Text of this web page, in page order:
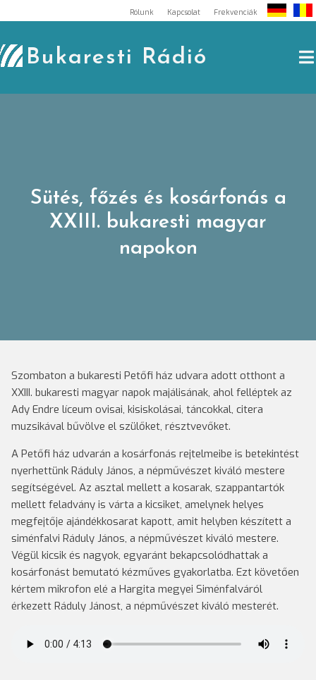
to
content
Rólunk Kapcsolat Frekvenciák
Bukaresti Rádió
Sütés, főzés és kosárfonás a
XXIII. bukaresti magyar
napokon
Szombaton a bukaresti Petőfi ház udvara adott otthont a
XXIII. bukaresti magyar napok majálisának, ahol felléptek az
Ady Endre líceum ovisai, kisiskolásai, táncokkal, citera
muzsikával bűvölve el szülőket, résztvevőket.
A Petőfi ház udvarán a kosárfonás rejtelmeibe is betekintést
nyerhettünk Ráduly János, a népművészet kiváló mestere
segítségével. Az asztal mellett a kosarak, szappantartók
mellett feladvány is várta a kicsiket, amelynek helyes
megfejtője ajándékkosarat kapott, amit helyben készített a
siménfalvi Ráduly János, a népművészet kiváló mestere.
Végül kicsik és nagyok, egyaránt bekapcsolódhattak a
kosárfonást bemutató kézműves gyakorlatba. Ezt követően
kértem mikrofon elé a Hargita megyei Siménfalváról
érkezett Ráduly Jánost, a népművészet kiváló mesterét.